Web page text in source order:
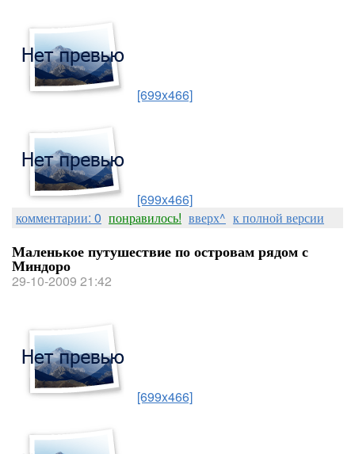
[699x466]
[699x466]
комментарии: 0 понравилось! вверх^ к полной версии
Маленькое путушествие по островам рядом с
Миндоро
29-10-2009 21:42
[699x466]